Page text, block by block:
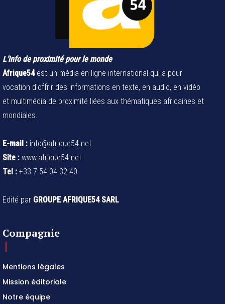
L’info de proximité pour le monde
Afrique54est un média en ligne international qui a pour
vocation d'offrir des informations en texte, en audio, en vidéo
et multimédia de proximité liées aux thématiques africaines et
mondiales.
E-mail : info@afrique54.net
Site : www.afrique54.net
Tel : +33 7 54 04 32 40
Edité par GROUPE AFRIQUE54 SARL
Compagnie
Mentions légales
Mission éditoriale
Notre équipe